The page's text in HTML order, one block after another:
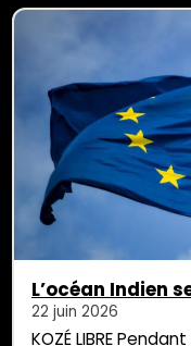
déconcertent-
servent de fil
L’océan Indien
22 juin 2026
KOZÉ LIBRE